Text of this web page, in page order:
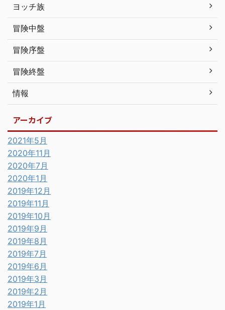
ヨッチ族
冒険中盤
冒険序盤
冒険終盤
情報
アーカイブ
2021年5月
2020年11月
2020年7月
2020年1月
2019年12月
2019年11月
2019年10月
2019年9月
2019年8月
2019年7月
2019年6月
2019年3月
2019年2月
2019年1月